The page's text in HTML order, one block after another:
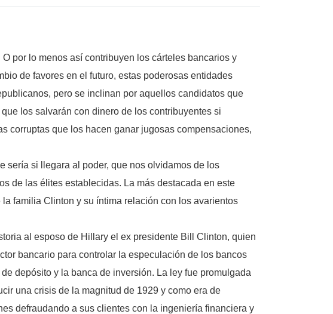
por lo menos así contribuyen los cárteles bancarios y
de favores en el futuro, estas poderosas entidades
pero se inclinan por aquellos candidatos que
los salvarán con dinero de los contribuyentes si
corruptas que los hacen ganar jugosas compensaciones,
sería si llegara al poder, que nos olvidamos de los
de las élites establecidas. La más destacada en este
familia Clinton y su íntima relación con los avarientos
al esposo de Hillary el ex presidente Bill Clinton, quien
bancario para controlar la especulación de los bancos
depósito y la banca de inversión. La ley fue promulgada
una crisis de la magnitud de 1929 y como era de
defraudando a sus clientes con la ingeniería financiera y